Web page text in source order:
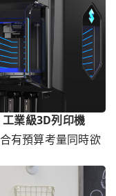
業級3D列印機
有預算考量同時欲